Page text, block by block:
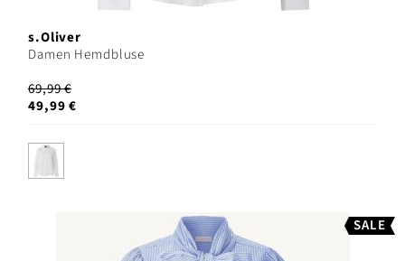
s.Oliver
Damen Hemdbluse
69,99 €
49,99 €
SALE